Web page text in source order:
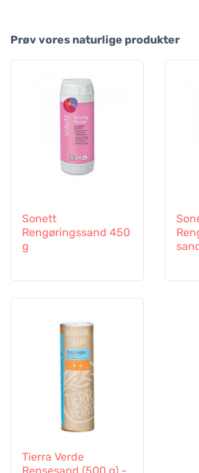
Prøv vores naturlige produkter
Sonett
Rengøringssand 450
g
Tierra Verde